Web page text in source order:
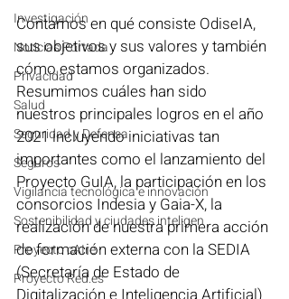
Investigación
Noticias Portada
Privacidad
Salud
Seguridad y Defensa
Seguros
Vigilancia tecnológica e innovación
Sostenibilidad y ciudades inteligen
Proyecto cAIre
Proyecto Red.es
Contamos en qué consiste OdiseIA,
sus objetivos y sus valores y también
cómo estamos organizados.
Resumimos cuáles han sido
nuestros principales logros en el año
2021 incluyendo iniciativas tan
importantes como el lanzamiento del
Proyecto GuIA, la participación en los
consorcios Indesia y Gaia-X, la
realización de nuestra primera acción
de formación externa con la SEDIA
(Secretaría de Estado de